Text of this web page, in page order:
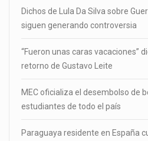
Dichos de Lula Da Silva sobre
siguen generando controversia
“Fueron unas caras vacaciones”
retorno de Gustavo Leite
MEC oficializa el desembolso de
estudiantes de todo el país
Paraguaya residente en España